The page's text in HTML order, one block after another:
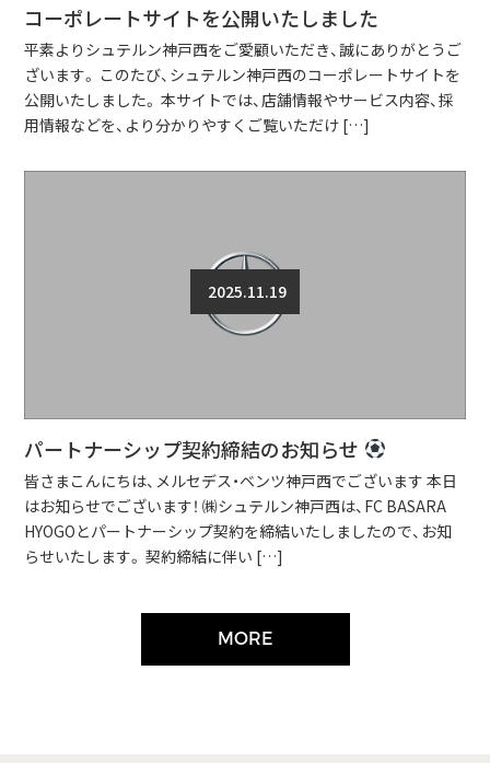
コーポレートサイトを公開いたしました
平素よりシュテルン神戸西をご愛顧いただき、誠にありがとうご
ざいます。 このたび、シュテルン神戸西のコーポレートサイトを
公開いたしました。 本サイトでは、店舗情報やサービス内容、採
用情報などを、より分かりやすくご覧いただけ […]
2025.11.19
パートナーシップ契約締結のお知らせ
皆さまこんにちは、メルセデス・ベンツ神戸西でございます 本日
はお知らせでございます！ ㈱シュテルン神戸西は、FC BASARA
HYOGOとパートナーシップ契約を締結いたしましたので、お知
らせいたします。 契約締結に伴い […]
MORE